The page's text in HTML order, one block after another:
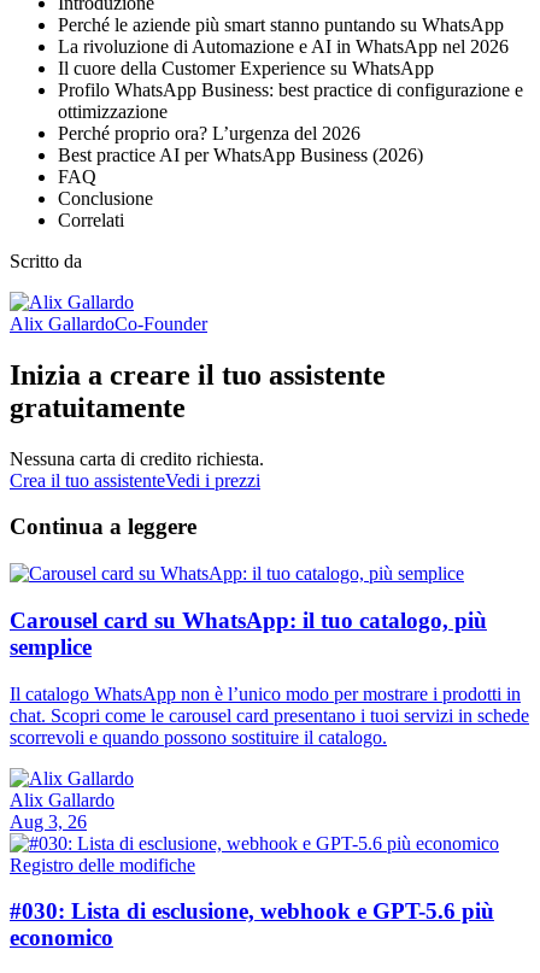
Perché le aziende più smart stanno puntando su WhatsApp
La rivoluzione di Automazione e AI in WhatsApp nel 2026
Il cuore della Customer Experience su WhatsApp
Profilo WhatsApp Business: best practice di configurazione e
ottimizzazione
Perché proprio ora? L’urgenza del 2026
Best practice AI per WhatsApp Business (2026)
FAQ
Conclusione
Correlati
Scritto da
Alix GallardoCo-Founder
Inizia a creare il tuo assistente
gratuitamente
Nessuna carta di credito richiesta.
Crea il tuo assistenteVedi i prezzi
Continua a leggere
Carousel card su WhatsApp: il tuo catalogo, più
semplice
Il catalogo WhatsApp non è l’unico modo per mostrare i prodotti in
chat. Scopri come le carousel card presentano i tuoi servizi in schede
scorrevoli e quando possono sostituire il catalogo.
Alix Gallardo
Aug 3, 26
Registro delle modifiche
#030: Lista di esclusione, webhook e GPT-5.6 più
economico